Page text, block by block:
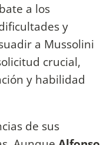
a los
y
a Mussolini
crucial,
y habilidad
de sus